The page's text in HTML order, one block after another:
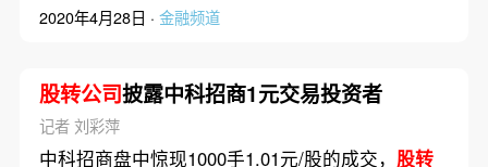
2020年4月28日 · 金融频道
股转公司披露中科招商1元交易投资者
记者 刘彩萍
中科招商盘中惊现1000手1.01元/股的成交， 股转